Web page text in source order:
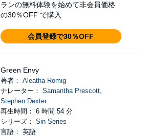
ランの無料体験を始めて非会員価格
の30％OFF で購入
会員登録で30％OFF
Green Envy
著者： Aleatha Romig
ナレーター： Samantha Prescott,
Stephen Dexter
再生時間： 6 時間 54 分
シリーズ： Sin Series
言語： 英語